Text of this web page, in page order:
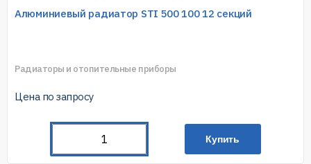
Алюминиевый радиатор STI 500 100 12 секций
Радиаторы и отопительные приборы
Цена по запросу
Купить